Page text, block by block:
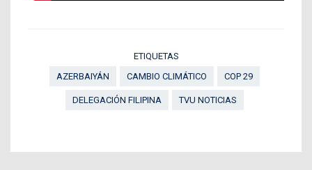
ETIQUETAS
AZERBAIYÁN
CAMBIO CLIMÁTICO COP 29
DELEGACIÓN FILIPINA TVU NOTICIAS